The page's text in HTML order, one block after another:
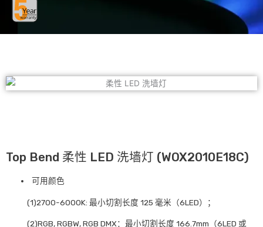
Top Bend 柔性 LED 洗墙灯 (WOX2010E18C)
可用颜色
(1)2700-6000K: 最小切割长度 125 毫米（6LED）；
(2)RGB, RGBW, RGB DMX：最小切割长度 166.7mm（6LED 或